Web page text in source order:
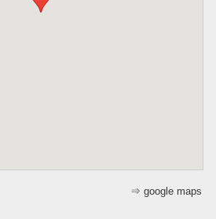
⇒ google maps